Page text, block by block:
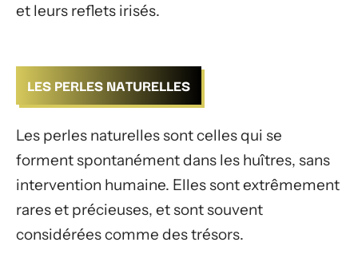
et leurs reflets irisés.
LES PERLES NATURELLES
Les perles naturelles sont celles qui se
forment spontanément dans les huîtres, sans
intervention humaine. Elles sont extrêmement
rares et précieuses, et sont souvent
considérées comme des trésors.